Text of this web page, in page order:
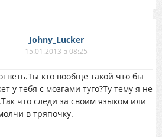
Johny_Lucker
15.01.2013 в 08:25
кто вообще такой что бы
у тебя с мозгами туго?Ту тему я не
что следи за своим языком или
в тряпочку.